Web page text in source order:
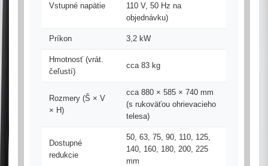
Vstupné napätie
110 V, 50 Hz na
objednávku)
Príkon 3,2 kW
Hmotnosť (vrát.
čeľustí)
cca 83 kg
Rozmery (Š × V
× H)
cca 880 × 585 × 740 mm
(s rukoväťou ohrievacieho
telesa)
Dostupné
redukcie
50, 63, 75, 90, 110, 125,
140, 160, 180, 200, 225
mm